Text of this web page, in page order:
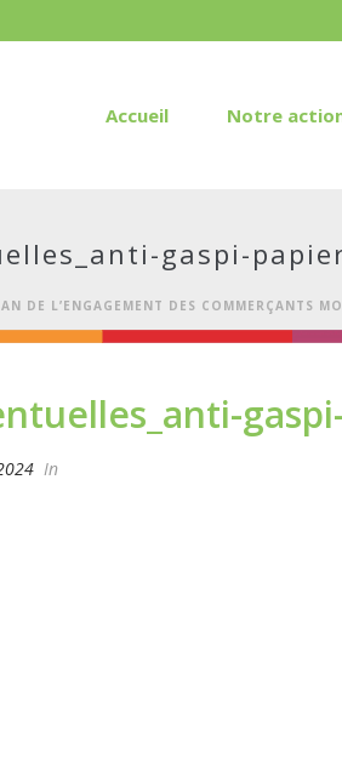
Accueil Notre
gaspi-
DE L’ENGAGEMENT DES COMMERÇANTS
In